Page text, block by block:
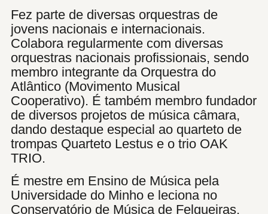
Fez parte de diversas orquestras de
jovens nacionais e internacionais.
Colabora regularmente com diversas
orquestras nacionais profissionais, sendo
membro integrante da Orquestra do
Atlântico (Movimento Musical
Cooperativo). É também membro fundador
de diversos projetos de música câmara,
dando destaque especial ao quarteto de
trompas Quarteto Lestus e o trio OAK
TRIO.
É mestre em Ensino de Música pela
Universidade do Minho e leciona no
Conservatório de Música de Felgueiras.